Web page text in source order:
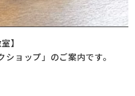
】
ョップ」のご案内です。